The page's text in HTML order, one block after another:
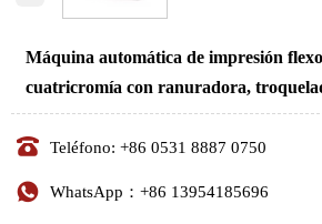
Máquina automática de impresión
cuatricromía con ranuradora,
 Teléfono: +86 0531 8887 0750
 WhatsApp：+86 13954185696